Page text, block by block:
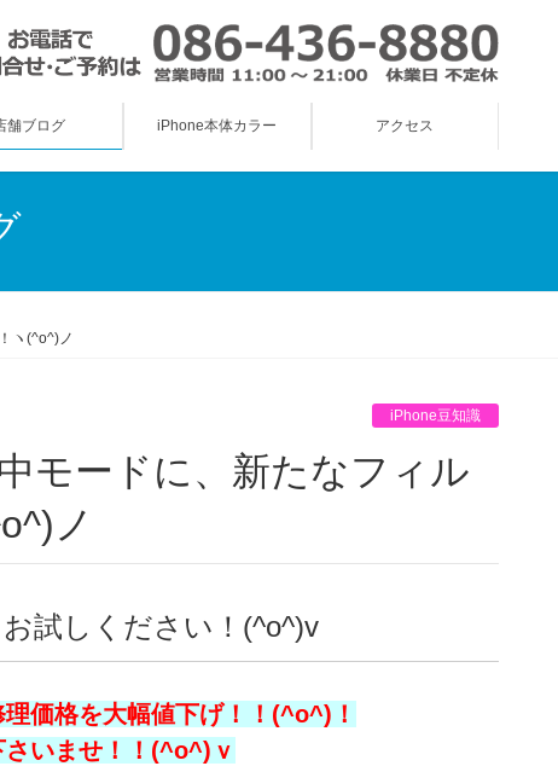
舗ブログ iPhone本体カラー アクセス
ヽ(^o^)ノ
iPhone豆知識
ノ
試しください！(^o^)v
価格を大幅値下げ！！(^o^)！
いませ！！(^o^)ｖ